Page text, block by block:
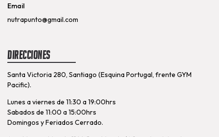
Email
nutrapunto@gmail.com
Direcciones
Santa Victoria 280, Santiago (Esquina Portugal, frente GYM
Pacific).
Lunes a viernes de 11:30 a 19:00hrs
Sabados de 11:00 a 15:00hrs
Domingos y Feriados Cerrado.